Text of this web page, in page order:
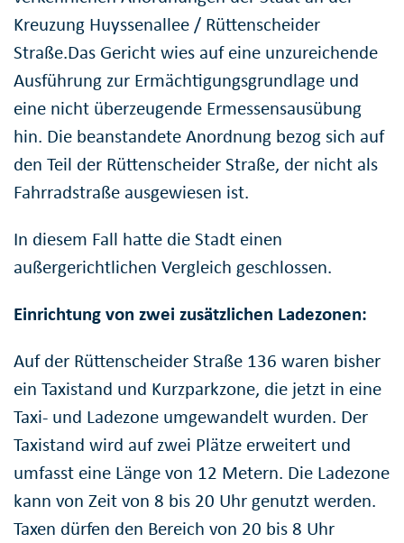
Kreuzung Huyssenallee / Rüttenscheider
Straße.Das Gericht wies auf eine unzureichende
Ausführung zur Ermächtigungsgrundlage und
eine nicht überzeugende Ermessensausübung
hin. Die beanstandete Anordnung bezog sich auf
den Teil der Rüttenscheider Straße, der nicht als
Fahrradstraße ausgewiesen ist.
In diesem Fall hatte die Stadt einen
außergerichtlichen Vergleich geschlossen.
Einrichtung von zwei zusätzlichen Ladezonen:
Auf der Rüttenscheider Straße 136 waren bisher
ein Taxistand und Kurzparkzone, die jetzt in eine
Taxi- und Ladezone umgewandelt wurden. Der
Taxistand wird auf zwei Plätze erweitert und
umfasst eine Länge von 12 Metern. Die Ladezone
kann von Zeit von 8 bis 20 Uhr genutzt werden.
Taxen dürfen den Bereich von 20 bis 8 Uhr